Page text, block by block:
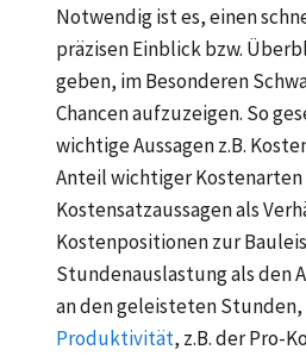
Notwendig ist es, einen
präzisen Einblick bzw.
geben, im Besonderen
Chancen aufzuzeigen. So
wichtige Aussagen z.B.
Anteil wichtiger Kostenarten
Kostensatzaussagen als
Kostenpositionen zur
Stundenauslastung als den
an den geleisteten
Produktivität, z.B. der Pro-